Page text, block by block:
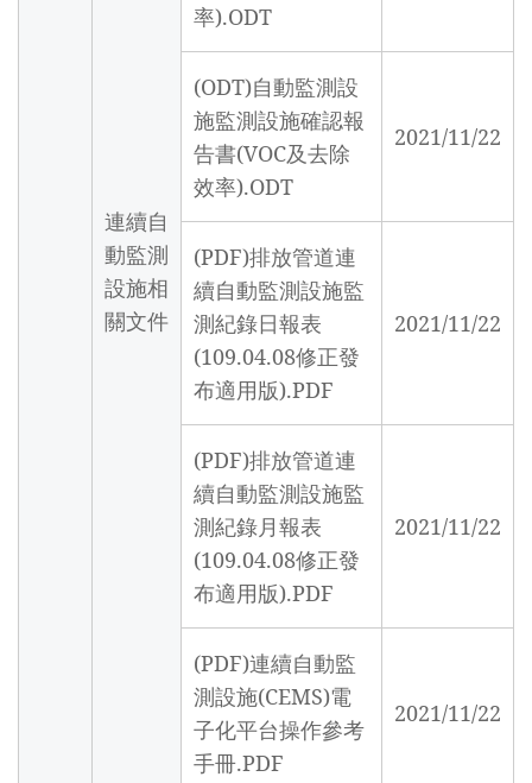
連續自
動監測
設施相
關文件
率).ODT
(ODT)自動監測設
施監測設施確認報
告書(VOC及去除
效率).ODT
2021/11/22
(PDF)排放管道連
續自動監測設施監
測紀錄日報表
(109.04.08修正發
布適用版).PDF
2021/11/22
(PDF)排放管道連
續自動監測設施監
測紀錄月報表
(109.04.08修正發
布適用版).PDF
2021/11/22
(PDF)連續自動監
測設施(CEMS)電
子化平台操作參考
手冊.PDF
2021/11/22